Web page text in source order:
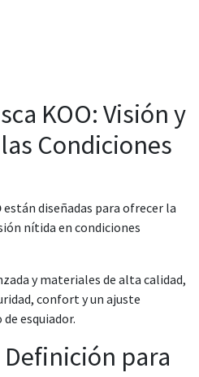
KOO: Visión y
Condiciones
están diseñadas para ofrecer la
nítida en condiciones
y materiales de alta calidad,
confort y un ajuste
esquiador.
para